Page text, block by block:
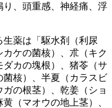
、頭重感、神経痛、浮
薬は「駆水剤（利尿
ケの菌核）、朮（キク
カの塊根）、猪苓（サ
菌核）、半夏（カラスビ
の根茎）、乾姜（ショ
（マオウの地上茎）、